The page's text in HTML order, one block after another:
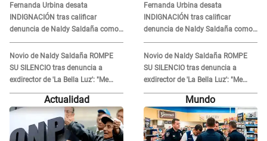
Fernanda Urbina desata
INDIGNACIÓN tras calificar
denuncia de Naldy Saldaña como
'acto bochornoso': "No es justo
atacar a otra mujer"
Novio de Naldy Saldaña ROMPE
SU SILENCIO tras denuncia a
exdirector de 'La Bella Luz': "Me
basta con que ella esté bien"
Fernanda Urbina desata
INDIGNACIÓN tras calificar
denuncia de Naldy Saldaña como
'acto bochornoso': "No es justo
atacar a otra mujer"
Novio de Naldy Saldaña ROMPE
SU SILENCIO tras denuncia a
exdirector de 'La Bella Luz': "Me
basta con que ella esté bien"
Actualidad Mundo